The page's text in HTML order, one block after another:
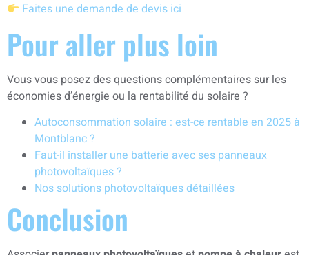
Faites une demande de devis ici
Pour aller plus loin
Vous vous posez des questions complémentaires sur les
économies d’énergie ou la rentabilité du solaire ?
Autoconsommation solaire : est-ce rentable en 2025 à
Montblanc ?
Faut-il installer une batterie avec ses panneaux
photovoltaïques ?
Nos solutions photovoltaïques détaillées
Conclusion